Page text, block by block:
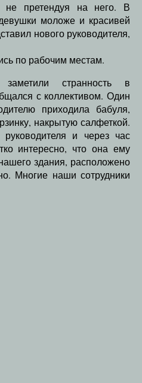
не претендуя на него. В
моложе и красивей
нового руководителя,
по рабочим местам.
странность в
с коллективом. Один
приходила бабуля,
накрытую салфеткой.
и через час
интересно, что она ему
здания, расположено
Многие наши сотрудники